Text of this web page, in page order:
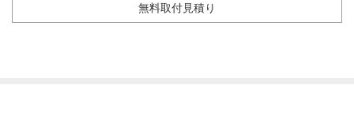
無料取付見積り